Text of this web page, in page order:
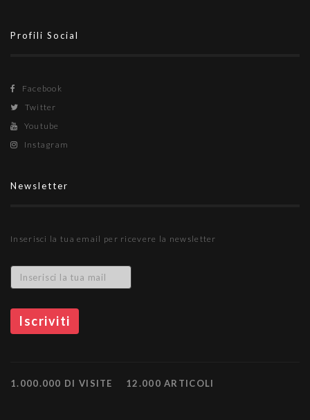
Profili Social
Facebook
Twitter
Youtube
Instagram
Newsletter
Inserisci la tua email per ricevere la newsletter
1.000.000 DI VISITE 12.000 ARTICOLI